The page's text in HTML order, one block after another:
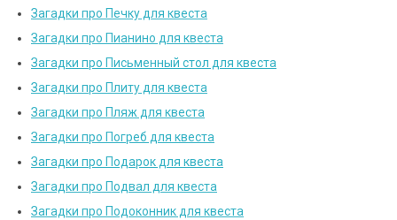
Загадки про Печку для квеста
Загадки про Пианино для квеста
Загадки про Письменный стол для квеста
Загадки про Плиту для квеста
Загадки про Пляж для квеста
Загадки про Погреб для квеста
Загадки про Подарок для квеста
Загадки про Подвал для квеста
Загадки про Подоконник для квеста